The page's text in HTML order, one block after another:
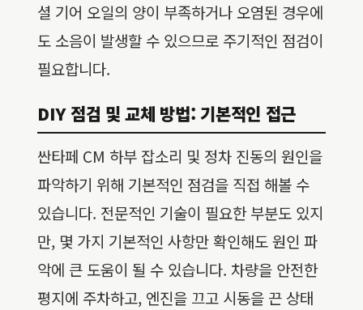
셜 기어 오일의 양이 부족하거나 오염된 경우에
도 소음이 발생할 수 있으므로 주기적인 점검이
필요합니다.
DIY 점검 및 교체 방법: 기본적인 접근
싼타페 CM 하부 잡소리 및 정차 진동의 원인을
파악하기 위해 기본적인 점검을 직접 해볼 수
있습니다. 전문적인 기술이 필요한 부분도 있지
만, 몇 가지 기본적인 사항만 확인해도 원인 파
악에 큰 도움이 될 수 있습니다. 차량을 안전한
평지에 주차하고, 엔진을 끄고 시동을 끈 상태